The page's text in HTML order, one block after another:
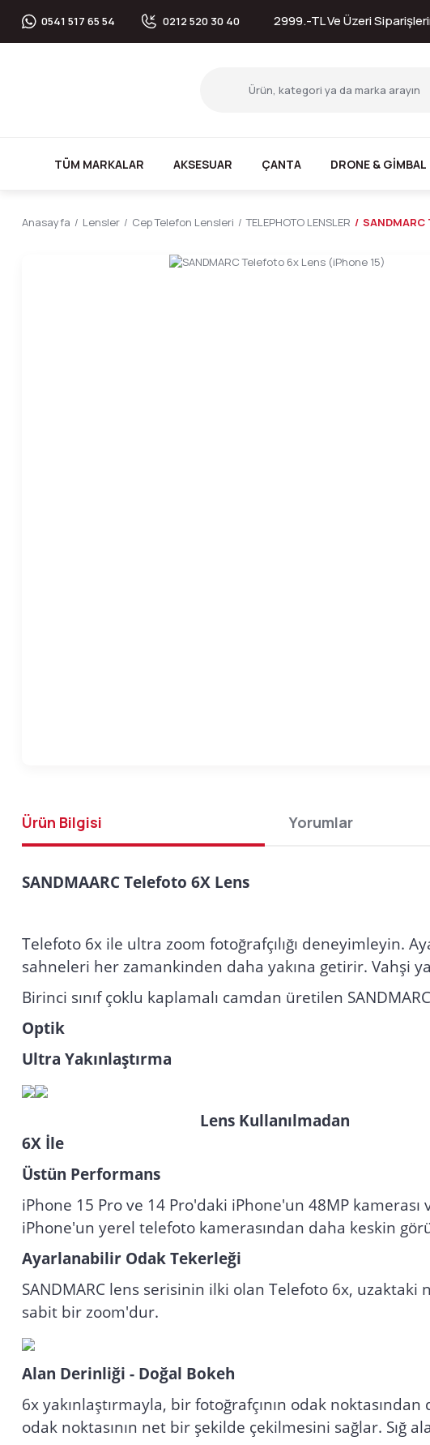
0541 517 65 54 0212 520 30 40 2999.-TL Ve Üzeri
TÜM MARKALAR AKSESUAR ÇANTA DRONE & GİMBAL
Anasayfa Lensler Cep Telefon Lensleri TELEPHOTO LENSLER
Ürün Bilgisi Yorumlar
SANDMAARC Telefoto 6X Lens
Telefoto 6x ile ultra zoom fotoğrafçılığı deneyimleyin.
sahneleri her zamankinden daha yakına getirir. Vahşi
Birinci sınıf çoklu kaplamalı camdan üretilen
Optik
Ultra Yakınlaştırma
Lens
6X İle
Üstün Performans
iPhone 15 Pro ve 14 Pro'daki iPhone'un 48MP
iPhone'un yerel telefoto kamerasından daha keskin
Ayarlanabilir Odak Tekerleği
SANDMARC lens serisinin ilki olan Telefoto 6x,
sabit bir zoom'dur.
Alan Derinliği - Doğal Bokeh
6x yakınlaştırmayla, bir fotoğrafçının odak
odak noktasının net bir şekilde çekilmesini sağlar.